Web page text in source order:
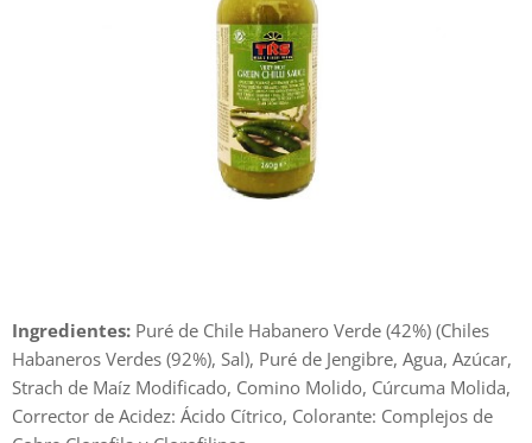
Ingredientes: Puré de Chile Habanero Verde (42%) (Chiles
Habaneros Verdes (92%), Sal), Puré de Jengibre, Agua, Azúcar,
Strach de Maíz Modificado, Comino Molido, Cúrcuma Molida,
Corrector de Acidez: Ácido Cítrico, Colorante: Complejos de